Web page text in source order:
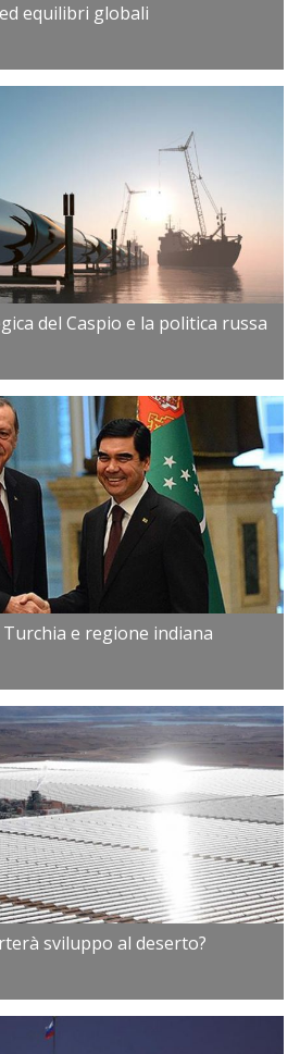
equilibri globali
del Caspio e la politica russa
e regione indiana
sviluppo al deserto?